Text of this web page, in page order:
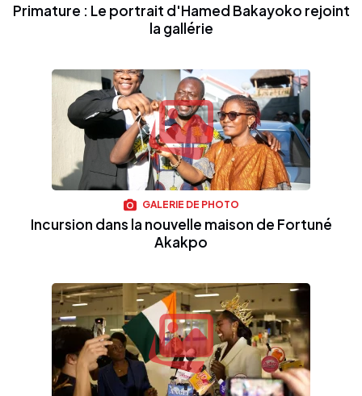
Primature : Le portrait d'Hamed Bakayoko rejoint
la gallérie
GALERIE DE PHOTO
Incursion dans la nouvelle maison de Fortuné
Akakpo